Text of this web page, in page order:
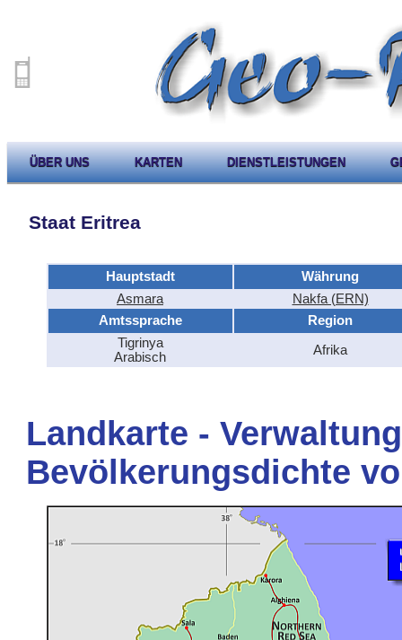
ÜBER UNS KARTEN DIENSTLEISTUNGEN
Staat Eritrea
Hauptstadt
Währung
Asmara
Nakfa (ERN)
Amtssprache
Region
Tigrinya
Arabisch
Afrika
Landkarte -
Bevölkerungsdichte